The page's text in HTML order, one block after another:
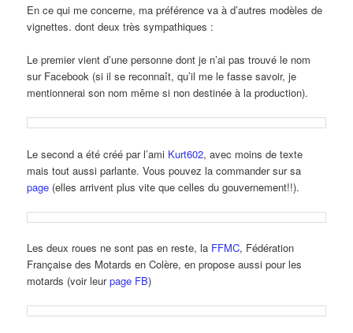
En ce qui me concerne, ma préférence va à d’autres modèles de
vignettes. dont deux très sympathiques :
Le premier vient d’une personne dont je n’ai pas trouvé le nom
sur Facebook (si il se reconnaît, qu’il me le fasse savoir, je
mentionnerai son nom même si non destinée à la production).
Le second a été créé par l’ami Kurt602, avec moins de texte
mais tout aussi parlante. Vous pouvez la commander sur sa
page (elles arrivent plus vite que celles du gouvernement!!).
Les deux roues ne sont pas en reste, la FFMC, Fédération
Française des Motards en Colère, en propose aussi pour les
motards (voir leurpage FB)